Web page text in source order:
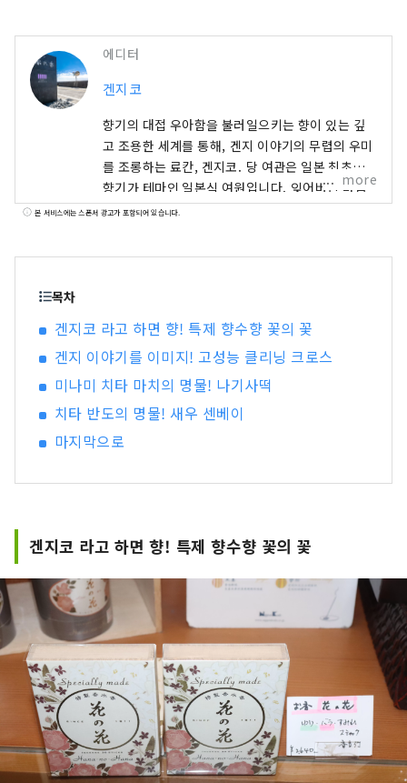
에디터
겐지코
향기의 대접 우아함을 불러일으키는 향이 있는 깊
고 조용한 세계를 통해, 겐지 이야기의 무렵의 우미
를 조롱하는 료칸, 겐지코. 당 여관은 일본 최초의
향기가 테마인 일본식 여원입니다. 잊어버린 마음
의 평안을 부르짖습니다. 객실이나 관내의 곳곳에
more
본 서비스에는 스폰서 광고가 포함되어 있습니다.
목차
겐지코 라고 하면 향! 특제 향수향 꽃의 꽃
겐지 이야기를 이미지! 고성능 클리닝 크로스
미나미 치타 마치의 명물! 나기사떡
치타 반도의 명물! 새우 센베이
마지막으로
겐지코 라고 하면 향! 특제 향수향 꽃의 꽃